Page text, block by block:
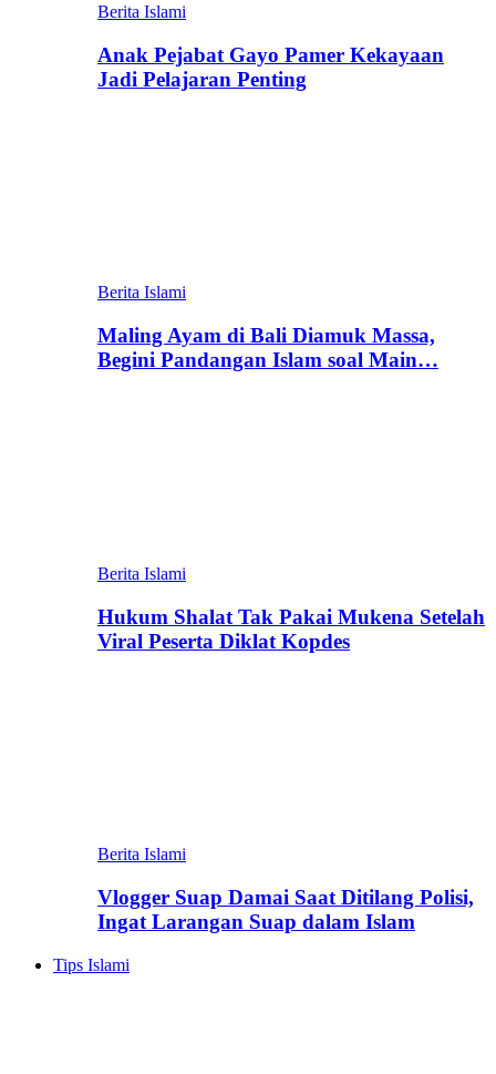
Berita Islami
Anak Pejabat Gayo Pamer Kekayaan
Jadi Pelajaran Penting
Berita Islami
Maling Ayam di Bali Diamuk Massa,
Begini Pandangan Islam soal Main…
Berita Islami
Hukum Shalat Tak Pakai Mukena Setelah
Viral Peserta Diklat Kopdes
Berita Islami
Vlogger Suap Damai Saat Ditilang Polisi,
Ingat Larangan Suap dalam Islam
Tips Islami